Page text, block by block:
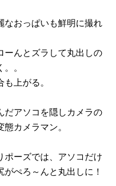
なおっぱいも鮮明に撮れ
ーんとズラして丸出しの
。
上がる。
だアソコを隠しカメラの
カメラマン。
ポーズでは、アソコだけ
ぺろ～んと丸出しに！